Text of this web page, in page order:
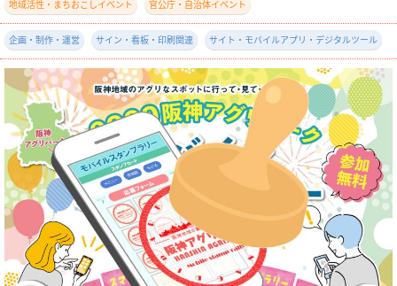
地域活性・まちおこしイベント 官公庁・自治体イベント
企画・制作・運営 サイン・看板・印刷関連 サイト・モバイルアプリ・デジタルツール